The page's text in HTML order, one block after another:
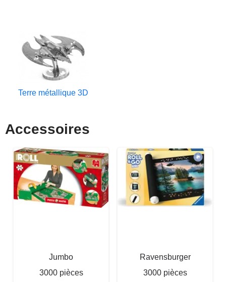
Terre métallique 3D
Accessoires
Jumbo
3000 pièces
Ravensburger
3000 pièces